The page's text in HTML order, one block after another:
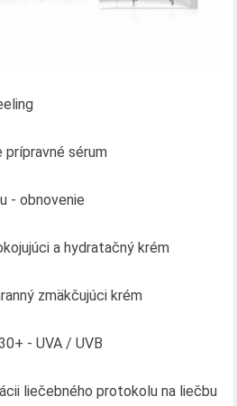
prípravné sérum
- obnovenie
a hydratačný krém
zmäkčujúci krém
- UVA / UVB
liečebného protokolu na liečbu